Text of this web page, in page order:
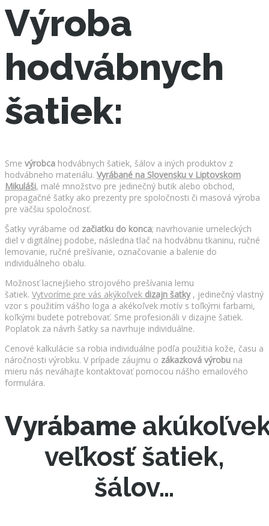
Výroba
hodvábnych
šatiek:
Sme výrobca hodvábnych šatiek, šálov a iných produktov z
hodvábneho materiálu. Vyrábané na Slovensku v Liptovskom
Mikuláši, malé množstvo pre jedinečný butik alebo obchod,
propagačné šatky ako prezenty pre spoločnosti či masová výroba
pre väčšiu spoločnosť.
Šatky vyrábame od začiatku do konca; navrhovanie umeleckých
diel v digitálnej podobe, následna tlač na hodvábnu tkaninu, ručné
lemovanie, ručné prešívanie, označovanie a balenie do
individuálneho obalu.
Možnosť lacnejšieho strojového prešívania lemu
šatiek. Vytvoríme pre vás akýkoľvek dizajn šatky, jedinečný vlastný
vzor s použitím vášho loga a akékoľvek motív s toľkými farbami,
koľkými budete potrebovať. Sme profesionáli v dizajne šatiek.
Poplatok za návrh šatky sa navrhuje individuálne.
Cenové kalkulácie sa robia individuálne podľa použitia kože, času a
náročnosti výrobku. V prípade záujmu o zákazková výrobu na
mieru nás neváhajte kontaktovať pomocou nášho emailového
formulára.
Vyrábame
veľkosť šatiek,
šálov…